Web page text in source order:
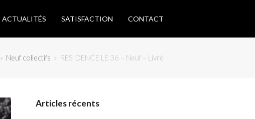
ACTUALITÉS SATISFACTION CONTACT
» Neuf collectifs » RESIDENCE LE 36 – Neuf – Livré
Articles récents